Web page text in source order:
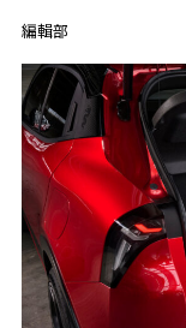
編輯部